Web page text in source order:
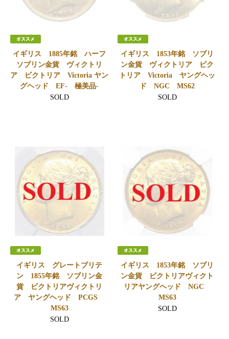
イギリス 1885年銘 ハーフ
ソブリン金貨 ヴィクトリ
ア ビクトリア Victoria ヤン
グヘッド EF- 極美品-
SOLD
イギリス 1853年銘 ソブリ
ン金貨 ヴィクトリア ビク
トリア Victoria ヤングヘッ
ド NGC MS62
SOLD
イギリス グレートブリテ
ン 1855年銘 ソブリン金
貨 ビクトリアヴィクトリ
ア ヤングヘッド PCGS
MS63
SOLD
イギリス 1853年銘 ソブリ
ン金貨 ビクトリアヴィクト
リアヤングヘッド NGC
MS63
SOLD